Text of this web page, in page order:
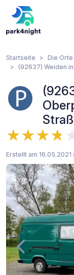
Startseite
Die Orte
(92637) Weiden
Erstellt am 16.05.2021